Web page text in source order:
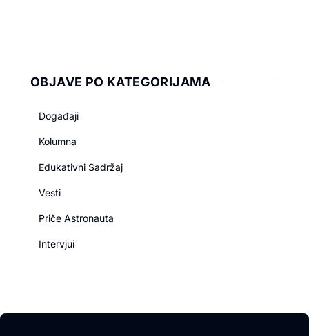
OBJAVE PO KATEGORIJAMA
Događaji
Kolumna
Edukativni Sadržaj
Vesti
Priče Astronauta
Intervjui